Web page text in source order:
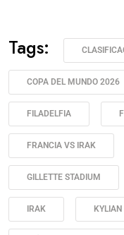
Tags:
COPA DEL MUNDO 2026
FILADELFIA
FRANCIA VS IRAK
GILLETTE STADIUM
IRAK